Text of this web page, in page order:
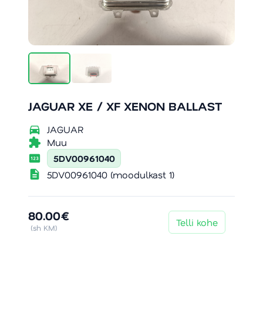
JAGUAR XE / XF XENON BALLAST
directions_car JAGUAR
extension Muu
pin 5DV00961040
description 5DV00961040 (moodulkast 1)
80.00€
(sh KM) Telli kohe